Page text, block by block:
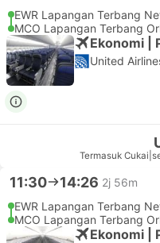
EWR Lapangan Terbang
MCO Lapangan Terbang
Ekonomi |
United
Termasuk Cukai
11:30 14:26 2j 56m
EWR Lapangan Terbang
MCO Lapangan Terbang
Ekonomi |